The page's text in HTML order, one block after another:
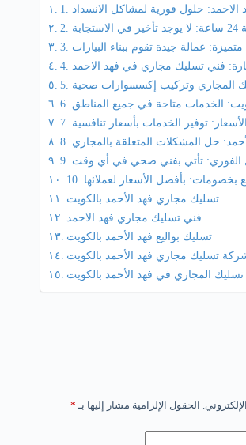
الاحمد: حلول فورية لمشاكل الانسداد
متميزة: عمالة جيدة تقوم ببناء البيارات
فني تسليك مجاري في فهد الاحمد
المجاري وتركيب إكسسوارات صحية
الخدمات متاحة في جميع المناطق
توفير الخدمات بأسعار تنافسية
حل المشكلات المتعلقة بالمجاري
الفوري: تأتي بفني صحي في أي وقت
تسليك مجاري فهد الأحمد بالكويت
فني تسليك مجاري فهد الاحمد
تسليك بواليع فهد الأحمد بالكويت
تسليك مجاري فهد الأحمد بالكويت
تسليك المجاري في فهد الأحمد بالكويت
الحقول الإلزامية مشار إليها بـ *